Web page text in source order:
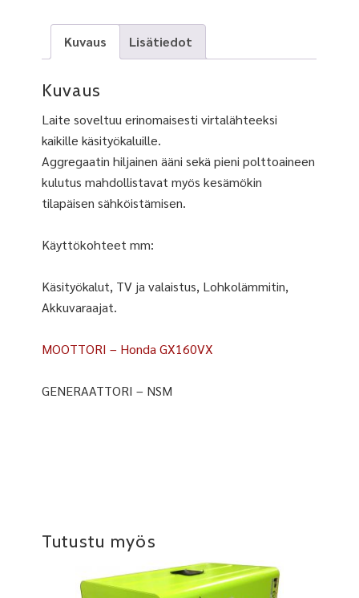
Kuvaus Lisätiedot
Kuvaus
Laite soveltuu erinomaisesti virtalähteeksi
kaikille käsityökaluille.
Aggregaatin hiljainen ääni sekä pieni polttoaineen
kulutus mahdollistavat myös kesämökin
tilapäisen sähköistämisen.
Käyttökohteet mm:
Käsityökalut, TV ja valaistus, Lohkolämmitin,
Akkuvaraajat.
MOOTTORI – Honda GX160VX
GENERAATTORI – NSM
Tutustu myös